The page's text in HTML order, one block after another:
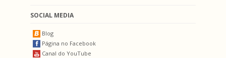
SOCIAL MEDIA
Blog
Página no Facebook
Canal do YouTube